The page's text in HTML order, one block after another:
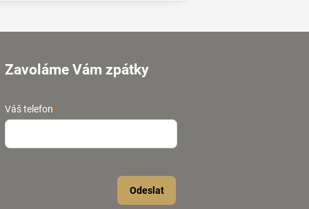
Zavoláme Vám zpátky
Váš telefon*
Odeslat